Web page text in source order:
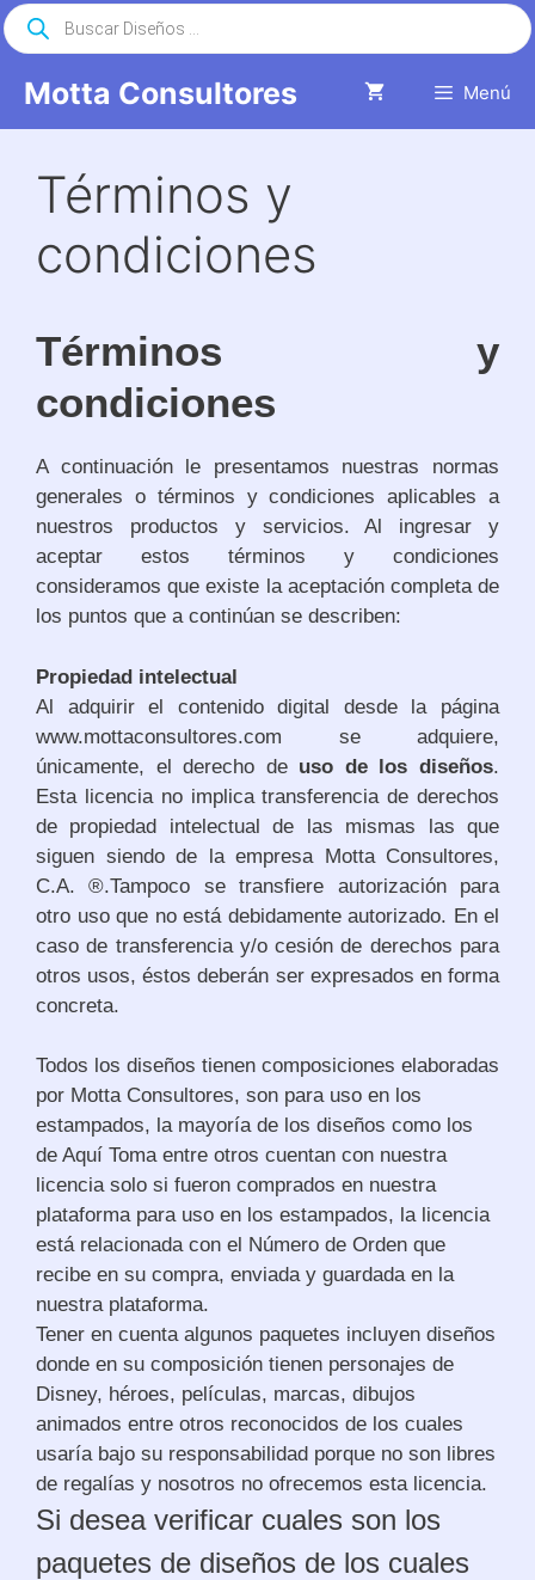
Saltar
al
Motta Consultores Menú
Búsqueda
de
productos
Términos y
condiciones
Términos y
condiciones
A continuación le presentamos nuestras normas
generales o términos y condiciones aplicables a
nuestros productos y servicios. Al ingresar y
aceptar estos términos y condiciones
consideramos que existe la aceptación completa de
los puntos que a continúan se describen:
Propiedad intelectual
Al adquirir el contenido digital desde la página
www.mottaconsultores.com se adquiere,
únicamente, el derecho de uso de los diseños.
Esta licencia no implica transferencia de derechos
de propiedad intelectual de las mismas las que
siguen siendo de la empresa Motta Consultores,
C.A. ®.Tampoco se transfiere autorización para
otro uso que no está debidamente autorizado. En el
caso de transferencia y/o cesión de derechos para
otros usos, éstos deberán ser expresados en forma
concreta.
Todos los diseños tienen composiciones elaboradas
por Motta Consultores, son para uso en los
estampados, la mayoría de los diseños como los
de Aquí Toma entre otros cuentan con nuestra
licenciasolo si fueron comprados en nuestra
plataforma para uso en los estampados, la licencia
está relacionada con el Número de Orden que
recibe en su compra, enviada y guardada en la
nuestra plataforma.
Tener en cuenta algunos paquetes incluyen diseños
donde en su composición tienen personajes de
Disney, héroes, películas, marcas, dibujos
animados entre otros reconocidos de los cuales
usaría bajo su responsabilidad porque no son libres
de regalías y nosotros no ofrecemos esta licencia.
Si desea verificar cuales son los
paquetes de diseños de los cuales